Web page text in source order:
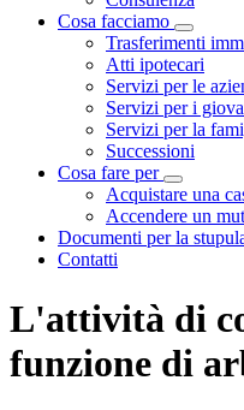
Cosa facciamo
Trasferimenti
Atti ipotecari
Servizi per le
Servizi per i
Servizi per la
Successioni
Cosa fare per
Acquistare una
Accendere un
Documenti per la
Contatti
L'attività di
funzione di